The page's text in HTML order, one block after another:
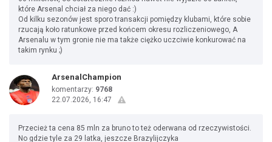
które Arsenal chciał za niego dać :)
Od kilku sezonów jest sporo transakcji pomiędzy klubami, które sobie
rzucają koło ratunkowe przed końcem okresu rozliczeniowego, A
Arsenalu w tym gronie nie ma także ciężko uczciwie konkurować na
takim rynku ;)
ArsenalChampion
komentarzy: 9768
22.07.2026, 16:47
Przecież ta cena 85 mln za bruno to też oderwana od rzeczywistości.
No gdzie tyle za 29 latka, jeszcze Brazylijczyka